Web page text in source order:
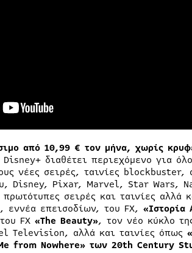
από 10,99 € τον μήνα, χωρίς
Disney+ διαθέτει περιεχόμενο για
νέες σειρές, ταινίες blockbuster,
Disney, Pixar, Marvel, Star Wars,
σειρές και ταινίες αλλά
εννέα επεισοδίων, του FX, «Ιστορία
FX «The Beauty», τον νέο κύκλο
Television, αλλά και ταινίες όπως
from Nowhere» των 20th Century